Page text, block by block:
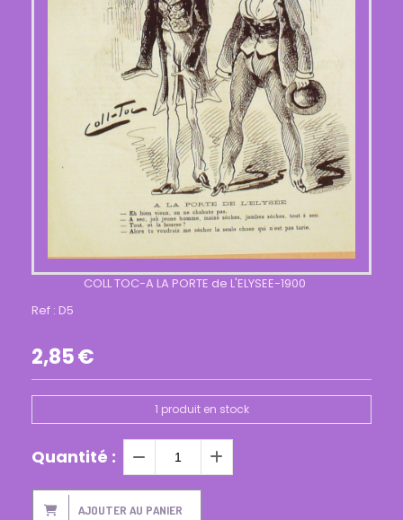
COLL TOC-A LA PORTE de L'ELYSEE-1900
Ref : D5
2,85€
1 produit en stock
Quantité :
AJOUTER AU PANIER